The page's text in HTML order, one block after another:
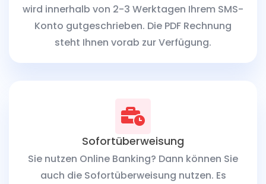
wird innerhalb von 2-3 Werktagen Ihrem SMS-
Konto gutgeschrieben. Die PDF Rechnung
steht Ihnen vorab zur Verfügung.
Sofortüberweisung
Sie nutzen Online Banking? Dann können Sie
auch die Sofortüberweisung nutzen. Es